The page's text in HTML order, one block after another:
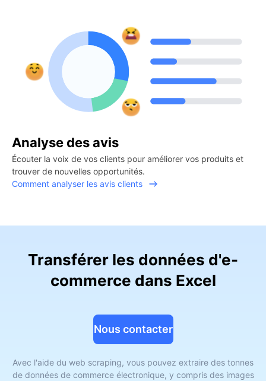
Analyse des avis
Écouter la voix de vos clients pour améliorer vos produits et
trouver de nouvelles opportunités.
Comment analyser les avis clients
Transférer les données d'e-
commerce dans Excel
Nous contacter
Avec l'aide du web scraping, vous pouvez extraire des tonnes
de données de commerce électronique, y compris des images